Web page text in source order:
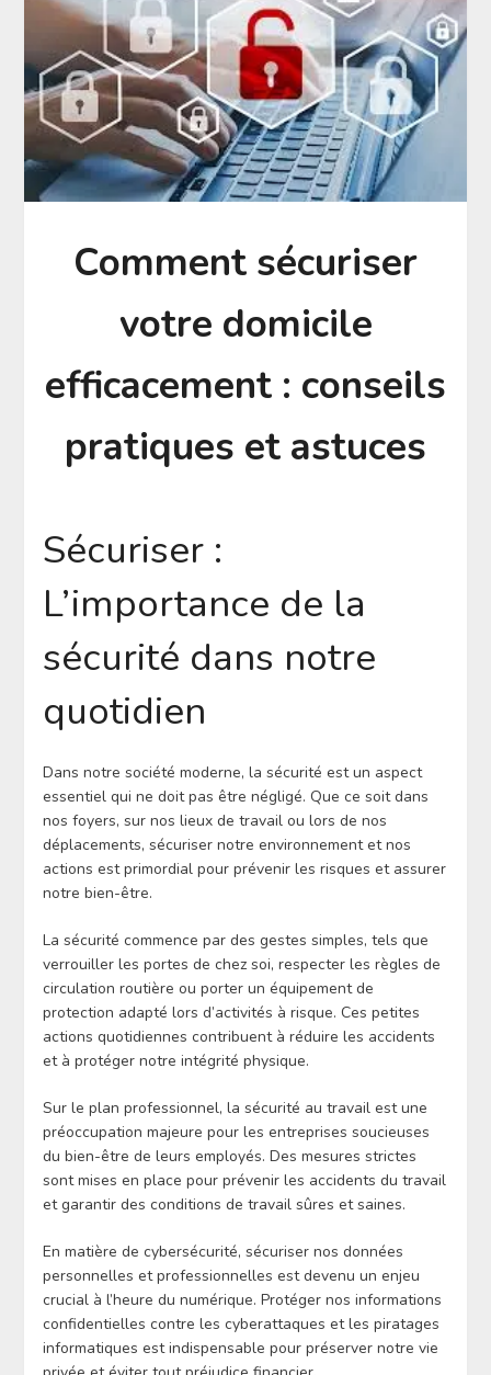
Comment sécuriser
votre domicile
efficacement : conseils
pratiques et astuces
Sécuriser :
L’importance de la
sécurité dans notre
quotidien
Dans notre société moderne, la sécurité est un aspect
essentiel qui ne doit pas être négligé. Que ce soit dans
nos foyers, sur nos lieux de travail ou lors de nos
déplacements, sécuriser notre environnement et nos
actions est primordial pour prévenir les risques et assurer
notre bien-être.
La sécurité commence par des gestes simples, tels que
verrouiller les portes de chez soi, respecter les règles de
circulation routière ou porter un équipement de
protection adapté lors d’activités à risque. Ces petites
actions quotidiennes contribuent à réduire les accidents
et à protéger notre intégrité physique.
Sur le plan professionnel, la sécurité au travail est une
préoccupation majeure pour les entreprises soucieuses
du bien-être de leurs employés. Des mesures strictes
sont mises en place pour prévenir les accidents du travail
et garantir des conditions de travail sûres et saines.
En matière de cybersécurité, sécuriser nos données
personnelles et professionnelles est devenu un enjeu
crucial à l’heure du numérique. Protéger nos informations
confidentielles contre les cyberattaques et les piratages
informatiques est indispensable pour préserver notre vie